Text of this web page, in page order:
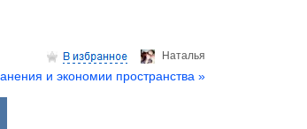
Hаталья
и экономии пространства »